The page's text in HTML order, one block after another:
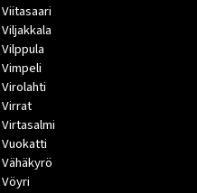
Viitasaari
Viljakkala
Vilppula
Vimpeli
Virolahti
Virrat
Virtasalmi
Vuokatti
Vähäkyrö
Vöyri